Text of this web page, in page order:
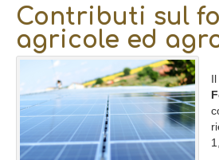
Contributi sul
agricole ed